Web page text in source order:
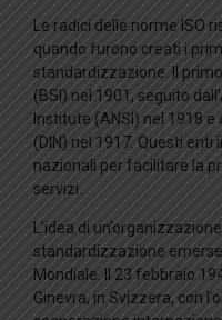
Le radici delle norme ISO
quando furono creati i
standardizzazione. Il
(BSI) nel 1901, seguito
Institute (ANSI) nel 1918
(DIN) nel 1917. Questi
nazionali per facilitare la
servizi.
L’idea di
standardizzazione
Mondiale. Il 23 febbraio
Ginevra, in Svizzera, con